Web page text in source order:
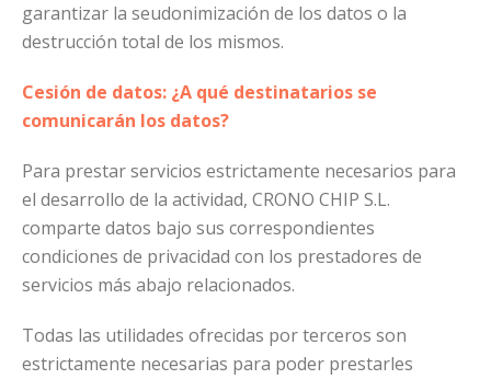
garantizar la seudonimización de los datos o la
destrucción total de los mismos.
Cesión de datos: ¿A qué destinatarios se
comunicarán los datos?
Para prestar servicios estrictamente necesarios para
el desarrollo de la actividad, CRONO CHIP S.L.
comparte datos bajo sus correspondientes
condiciones de privacidad con los prestadores de
servicios más abajo relacionados.
Todas las utilidades ofrecidas por terceros son
estrictamente necesarias para poder prestarles